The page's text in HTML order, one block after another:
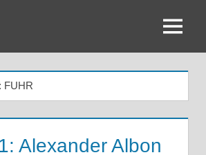
Menü
FUHR
Alexander Albon